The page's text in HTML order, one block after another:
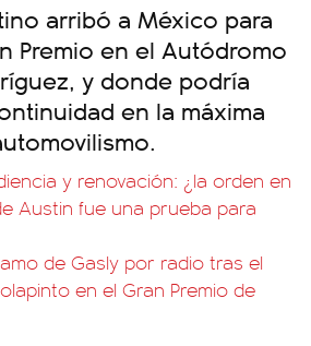
arribó a México para
Premio en el Autódromo
y donde podría
en la máxima
y renovación: ¿la orden en
Austin fue una prueba para
de Gasly por radio tras el
en el Gran Premio de